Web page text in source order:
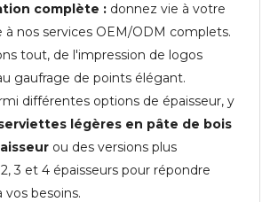
complète : donnez vie à votre
à nos services OEM/ODM complets.
tout, de l'impression de logos
gaufrage de points élégant.
différentes options de épaisseur, y
légères en pâte de bois
ou des versions plus
3 et 4 épaisseurs pour répondre
besoins.